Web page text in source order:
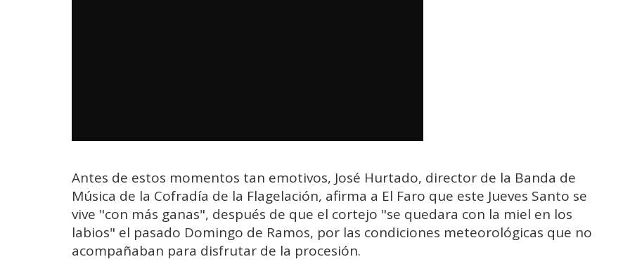
Antes de estos momentos tan emotivos, José Hurtado, director de la Banda de
Música de la Cofradía de la Flagelación, afirma a El Faro que este Jueves Santo se
vive "con más ganas", después de que el cortejo "se quedara con la miel en los
labios" el pasado Domingo de Ramos, por las condiciones meteorológicas que no
acompañaban para disfrutar de la procesión.